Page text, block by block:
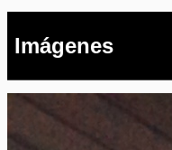
Imágenes